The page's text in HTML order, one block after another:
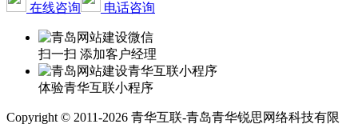
在线咨询
电话咨询
扫一扫 添加客户经理
体验青华互联小程序
Copyright © 2011-2026 青华互联-青岛青华锐思网络科技有限